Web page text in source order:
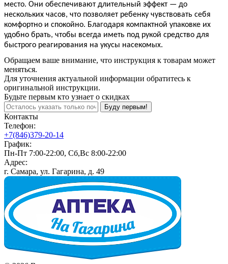
место. Они обеспечивают длительный эффект — до
нескольких часов, что позволяет ребенку чувствовать себя
комфортно и спокойно. Благодаря компактной упаковке их
удобно брать, чтобы всегда иметь под рукой средство для
быстрого реагирования на укусы насекомых.
Обращаем ваше внимание, что инструкция к товарам может
меняться.
Для уточнения актуальной информации обратитесь к
оригинальной инструкции.
Будьте первым кто узнает о скидках
Буду первым!
Контакты
Телефон:
+7(846)379-20-14
График:
Пн-Пт 7:00-22:00, Сб,Вс 8:00-22:00
Адрес:
г. Самара, ул. Гагарина, д. 49